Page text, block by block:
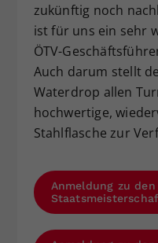
zukünftig noch
ist für uns ein sehr
ÖTV-
Auch darum stellt
Waterdrop allen
hochwertige,
Stahlflasche zur
Anmeldung zu